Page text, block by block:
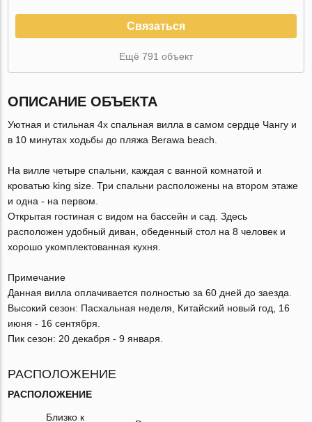
Связаться
Ещё 791 объект
ОПИСАНИЕ ОБЪЕКТА
Уютная и стильная 4х спальная вилла в самом сердце Чангу и
в 10 минутах ходьбы до пляжа Berawa beach.
На вилле четыре спальни, каждая с ванной комнатой и
кроватью king size. Три спальни расположены на втором этаже
и одна - на первом.
Открытая гостиная с видом на бассейн и сад. Здесь
расположен удобный диван, обеденный стол на 8 человек и
хорошо укомплектованная кухня.
Примечание
Данная вилла оплачивается полностью за 60 дней до заезда.
Высокий сезон: Пасхальная неделя, Китайский новый год, 16
июня - 16 сентября.
Пик сезон: 20 декабря - 9 января.
РАСПОЛОЖЕНИЕ
РАСПОЛОЖЕНИЕ
Близко к